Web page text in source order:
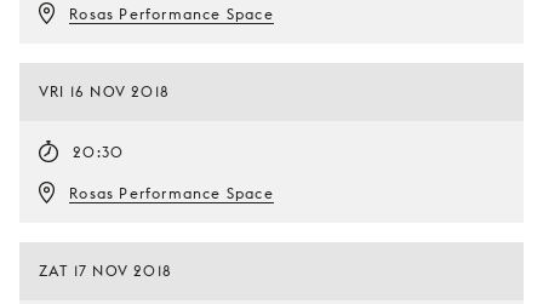
Rosas Performance Space
VRI 16 NOV 2018
20:30
Rosas Performance Space
ZAT 17 NOV 2018